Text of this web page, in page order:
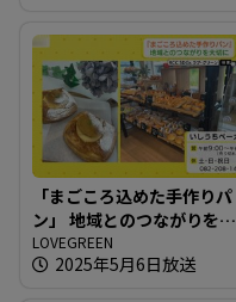
「まごころ込めた手作りパ
ン」 地域とのつながりを大
切に
LOVEGREEN
2025年5月6日放送